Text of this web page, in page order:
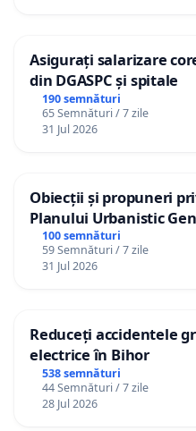
Asigurați salarizare
din DGASPC și spitale
190 semnături
65 Semnături / 7 zile
31 Jul 2026
Obiecții și propuneri
Planului Urbanistic
100 semnături
59 Semnături / 7 zile
31 Jul 2026
Reduceți accidentele
electrice în Bihor
538 semnături
44 Semnături / 7 zile
28 Jul 2026